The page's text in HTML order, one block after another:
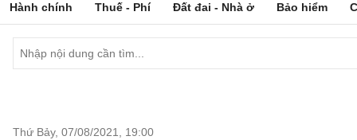
Hành chính Thuế - Phí Đất đai - Nhà ở Bảo hiểm
Thứ Bảy, 07/08/2021 19:00